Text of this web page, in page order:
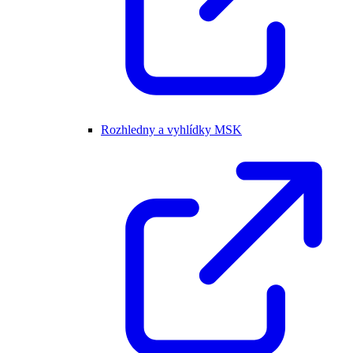
Rozhledny a vyhlídky MSK